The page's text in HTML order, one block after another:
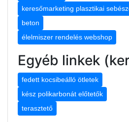
keresőmarketing plasztikai
beton
élelmiszer rendelés webshop
Egyéb linkek
fedett kocsibeálló ötletek
kész polikarbonát előtetők
terasztető